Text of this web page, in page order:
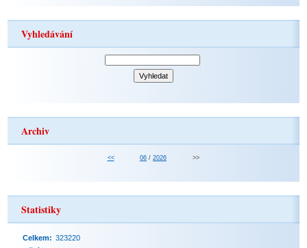
Vyhledávání
Archiv
<< 06 / 2026 >>
Statistiky
Celkem: 323220